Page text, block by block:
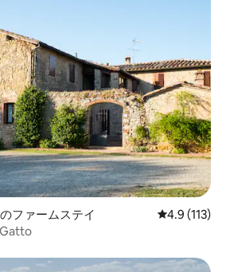
ファームステイ レビュー113
4.9 (113)